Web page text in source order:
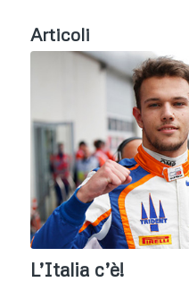
Articoli
L’Italia c’è!